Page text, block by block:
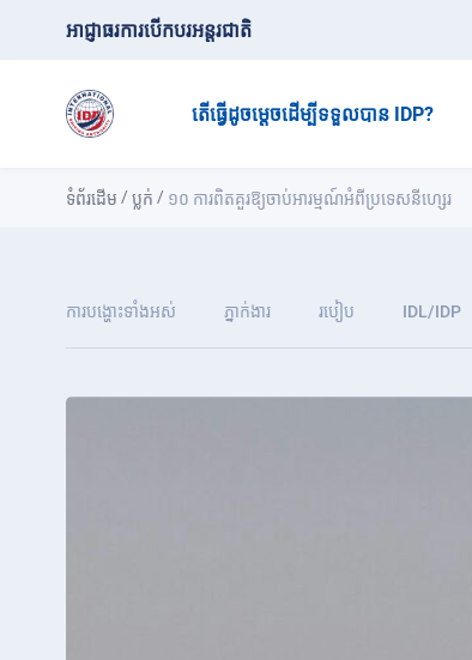
អាជ្ញាធរការបើកបរអន្តរជាតិ
តើធ្វើដូចម្តេចដើម្បីទទួលបាន IDP?
ទំព័រដើម /ប្លក់ / ១០ ការពិតគួរឱ្យចាប់អារម្មណ៍អំពីប្រទេសនីហ្សេរ
ការបង្ហោះទាំងអស់ ភ្នាក់ងារ របៀប IDL/IDP